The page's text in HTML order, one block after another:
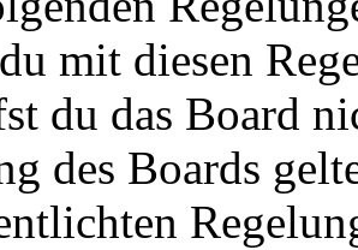
mit diesen
du das Board
des Boards